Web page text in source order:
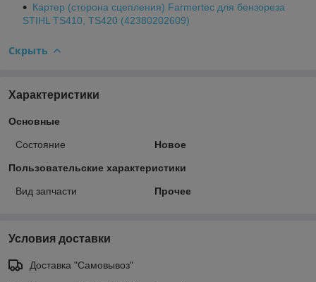
Картер (сторона сцепления) Farmertec для бензореза
STIHL TS410, TS420 (42380202609)
Скрыть
Характеристики
Основные
Состояние Новое
Пользовательские характеристики
Вид запчасти Прочее
Условия доставки
Доставка "Самовывоз"